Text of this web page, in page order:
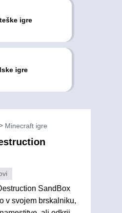
igre
igre
Minecraft igre
SandBox
v svojem brskalniku,